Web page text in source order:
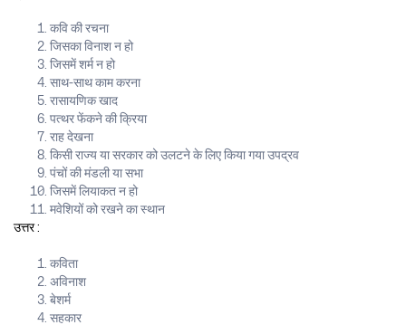
कवि की रचना
जिसका विनाश न हो
जिसमें शर्म न हो
साथ-साथ काम करना
रासायणिक खाद
पत्थर फेंकने की क्रिया
राह देखना
किसी राज्य या सरकार को उलटने के लिए किया गया उपद्रव
पंचों की मंडली या सभा
जिसमें लियाकत न हो
मवेशियों को रखने का स्थान
उत्तर :
कविता
अविनाश
बेशर्म
सहकार